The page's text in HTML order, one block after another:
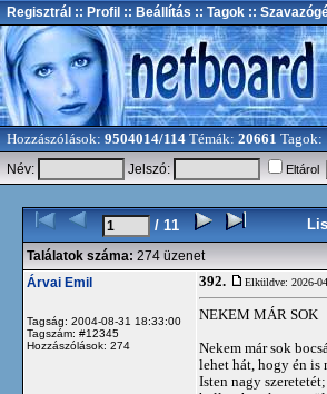
Regisztrál :: Profil :: Beállítás :: Tagok ::
Hozzászólások: 9504014/114 Témák: 20661 Tagok:
Név:
Jelszó: Eltárol
/ 11
Találatok száma: 274 üzenet
Árvai Emil
Tagság: 2004-08-31 18:33:00
Tagszám: #12345
Hozzászólások: 274
392. Elküldve: 2026-
NEKEM MÁR SOK
Nekem már sok
lehet hát, hogy én is
Isten nagy